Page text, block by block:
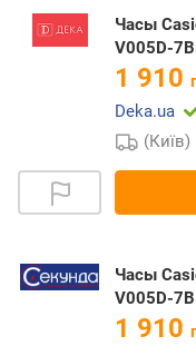
Часы
V005D-
1 910
Deka.ua
(Київ)
Часы
V005D-
1 910